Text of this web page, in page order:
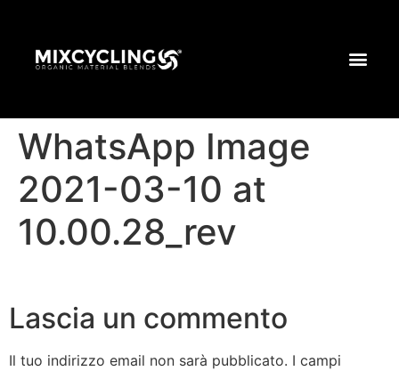
WhatsApp Image
2021-03-10 at
10.00.28_rev
Lascia un commento
Il tuo indirizzo email non sarà pubblicato. I campi